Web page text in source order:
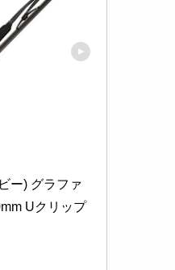
ー) グラファ
Uクリップ